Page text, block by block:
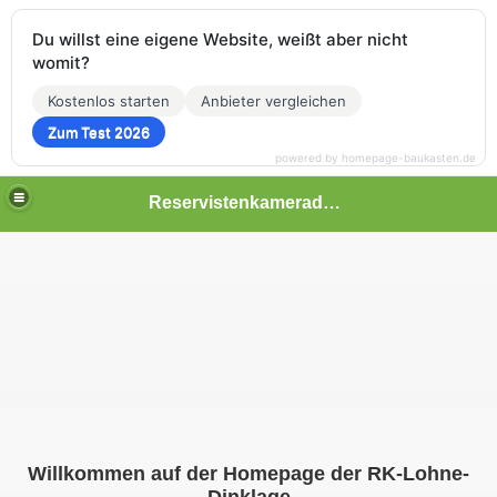
Reservistenkameradschaft Lohne-Dinklage
Willkommen auf der Homepage der RK-Lohne-
Du willst eine eigene Website, weißt aber nicht
womit?
Kostenlos starten
Anbieter vergleichen
Zum Test 2026
powered by homepage-baukasten.de